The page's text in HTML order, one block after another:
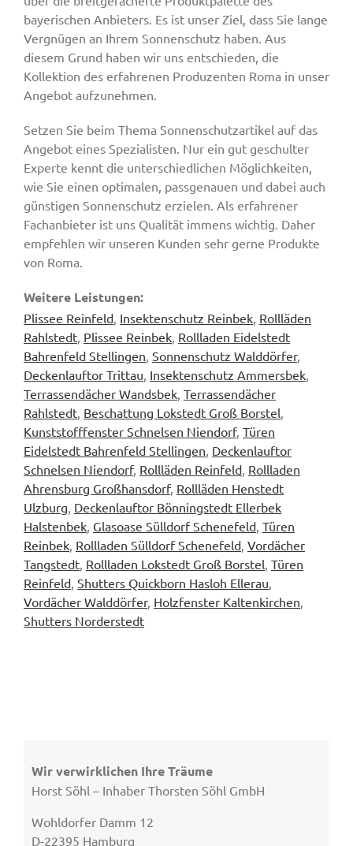
bayerischen Anbieters. Es ist unser Ziel, dass Sie lange
Vergnügen an Ihrem Sonnenschutz haben. Aus
diesem Grund haben wir uns entschieden, die
Kollektion des erfahrenen Produzenten Roma in unser
Angebot aufzunehmen.
Setzen Sie beim Thema Sonnenschutzartikel auf das
Angebot eines Spezialisten. Nur ein gut geschulter
Experte kennt die unterschiedlichen Möglichkeiten,
wie Sie einen optimalen, passgenauen und dabei auch
günstigen Sonnenschutz erzielen. Als erfahrener
Fachanbieter ist uns Qualität immens wichtig. Daher
empfehlen wir unseren Kunden sehr gerne Produkte
von Roma.
Weitere Leistungen:
Plissee Reinfeld, Insektenschutz Reinbek, Rollläden
Rahlstedt, Plissee Reinbek, Rollladen Eidelstedt
Bahrenfeld Stellingen, Sonnenschutz Walddörfer,
Deckenlauftor Trittau, Insektenschutz Ammersbek,
Terrassendächer Wandsbek, Terrassendächer
Rahlstedt, Beschattung Lokstedt Groß Borstel,
Kunststofffenster Schnelsen Niendorf, Türen
Eidelstedt Bahrenfeld Stellingen, Deckenlauftor
Schnelsen Niendorf, Rollläden Reinfeld, Rollladen
Ahrensburg Großhansdorf, Rollläden Henstedt
Ulzburg, Deckenlauftor Bönningstedt Ellerbek
Halstenbek, Glasoase Sülldorf Schenefeld, Türen
Reinbek, Rollladen Sülldorf Schenefeld, Vordächer
Tangstedt, Rollladen Lokstedt Groß Borstel, Türen
Reinfeld, Shutters Quickborn Hasloh Ellerau,
Vordächer Walddörfer, Holzfenster Kaltenkirchen,
Shutters Norderstedt
Wir verwirklichen Ihre Träume
Horst Söhl – Inhaber Thorsten Söhl GmbH
Wohldorfer Damm 12
D-22395 Hamburg